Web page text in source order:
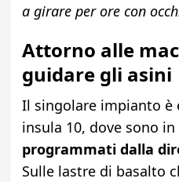
a girare per ore con
Attorno alle
guidare gli asini
Il singolare impianto è
insula 10, dove sono in
programmati dalla
Sulle lastre di basalto